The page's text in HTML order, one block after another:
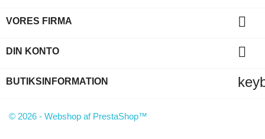
VORES FIRMA 
DIN KONTO 
BUTIKSINFORMATION
© 2026 - Webshop af PrestaShop™